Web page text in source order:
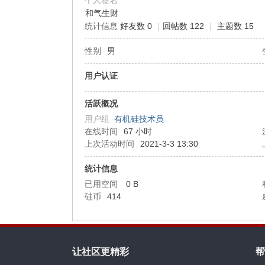
和气生财
统计信息 好友数 0 | 回帖数 122 | 主题数 15
性别 男
用户认证
活跃概况
用户组 有机硅技术员
在线时间
67 小时
上次活动时间
2021-3-3 13:30
统计信息
已用空间
0 B
硅币
414
让社区更精彩